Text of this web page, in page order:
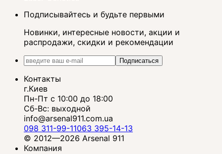
Подписывайтесь и будьте первыми
Новинки, интересные новости, акции и
распродажи, скидки и рекомендации
Подписаться
Контакты
г.Киев
Пн-Пт с 10:00 до 18:00
Сб-Вс: выходной
info@arsenal911.com.ua
098 311-99-11063 395-14-13
© 2012—2026 Arsenal 911
Компания